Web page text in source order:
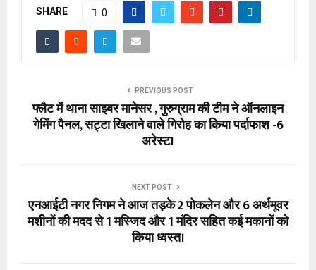
SHARE 0
PREVIOUS POST
फ्लैट में थाना साइबर मानेसर , गुरुग्राम की टीम ने ऑनलाइन
गेमिंग पैनल, सट्टा खिलाने वाले गिरोह का किया पर्दाफाश -6
अरेस्ट।
NEXT POST
एनआईटी नगर निगम ने आज तड़के 2 पोकलेन और 6 अर्थमूवर
मशीनों की मदद से 1 मस्जिद और 1 मंदिर सहित कई मकानों को
किया ध्वस्त।